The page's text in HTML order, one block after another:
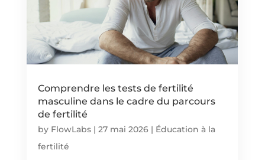
Comprendre les tests de fertilité
masculine dans le cadre du parcours
de fertilité
by FlowLabs| 27 mai 2026| Éducation à la
fertilité